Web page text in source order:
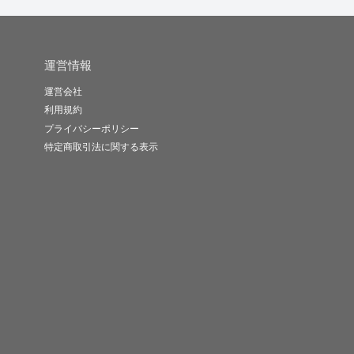
運営情報
運営会社
利用規約
プライバシーポリシー
特定商取引法に関する表示